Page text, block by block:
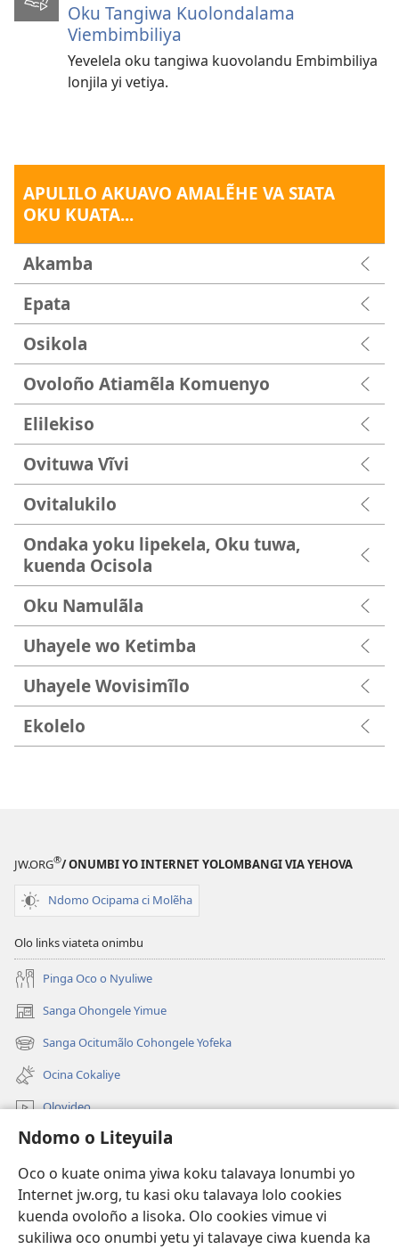
Ndomo o Liteyuila
Oco o kuate onima yiwa koku talavaya lonumbi yo
Internet jw.org, tu kasi oku talavaya lolo cookies
kuenda ovoloño a lisoka. Olo cookies vimue vi
sukiliwa oco onumbi yetu yi talavaye ciwa kuenda ka
Oku Tangiwa Kuolondalama
Viembimbiliya
Yevelela oku tangiwa kuovolandu Embimbiliya
lonjila yi vetiya.
APULILO AKUAVO AMALẼHE VA SIATA
OKU KUATA...
Akamba
Epata
Osikola
Ovoloño Atiamẽla Komuenyo
Elilekiso
Ovituwa Vĩvi
Ovitalukilo
Ondaka yoku lipekela, Oku tuwa,
kuenda Ocisola
Oku Namulãla
Uhayele wo Ketimba
Uhayele Wovisimĩlo
Ekolelo
JW.ORG®/ ONUMBI YO INTERNET YOLOMBANGI VIA YEHOVA
Ndomo Ocipama ci Molẽha
Olo links viateta onimbu
Pinga Oco o Nyuliwe
Sanga Ohongele Yimue
(yikula
onjanela
yokaliye)
Sanga Ocitumãlo Cohongele Yofeka
(yikula
onjanela
yokaliye)
Ocina Cokaliye
Olovideo
Videos with Audio Descriptions
Sandiliya
Ekuatiso